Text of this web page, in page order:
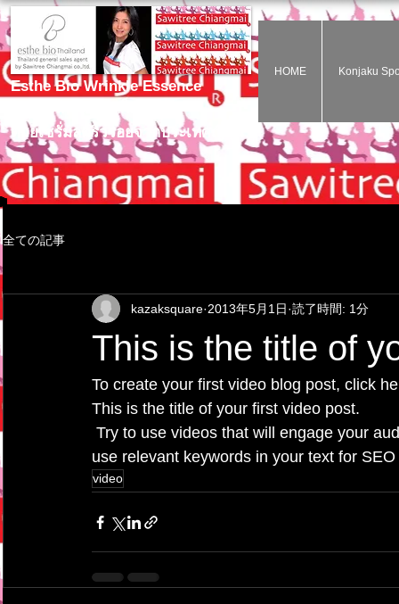
Esthe Bio Wrinkle Essence
ไม่ต้องฉีดโบท๊อกก็สวยได้
ด้วยเซรั่มลดริ้วรอยจากประเทศญี่ปุ่น
HOME Konjaku
全ての記事
This is the title of
kazaksquare 2013年5月1日 読了時間: 1分
To create your first video blog post, click
This is the title of your first video post.
use relevant keywords in your text for
video